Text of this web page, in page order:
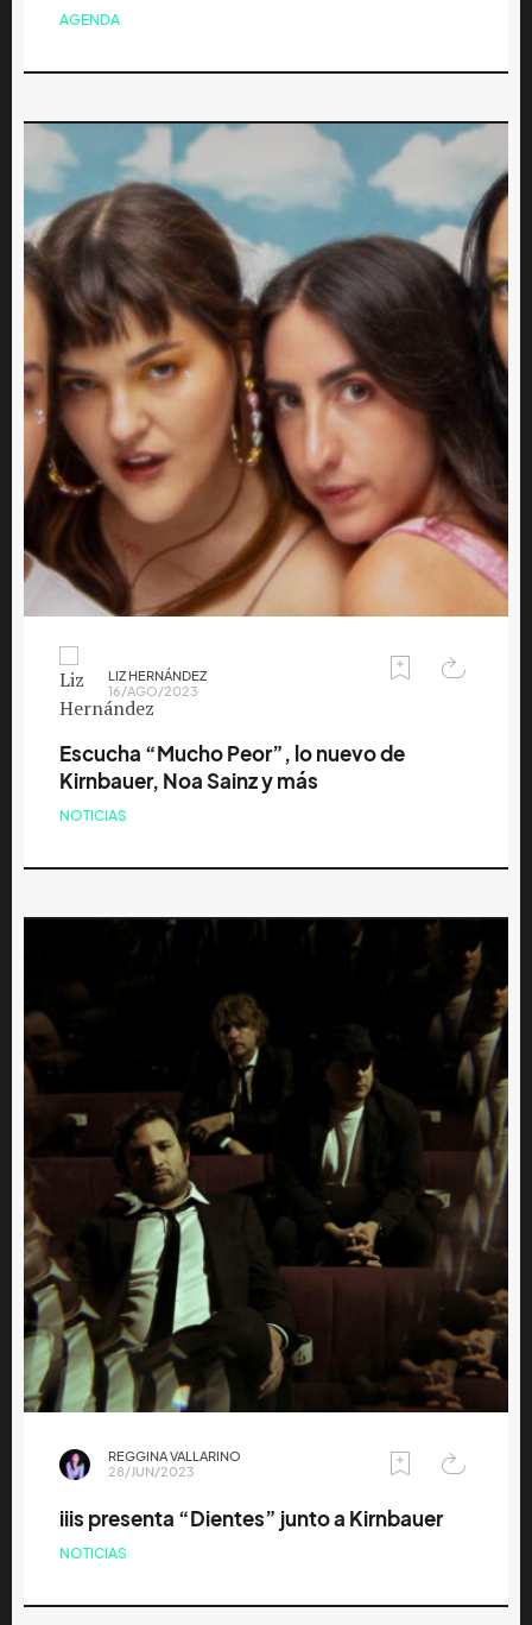
AGENDA
LIZ HERNÁNDEZ
16/AGO/2023
Escucha “Mucho Peor”, lo nuevo de
Kirnbauer, Noa Sainz y más
NOTICIAS
REGGINA VALLARINO
28/JUN/2023
iiis presenta “Dientes” junto a Kirnbauer
NOTICIAS